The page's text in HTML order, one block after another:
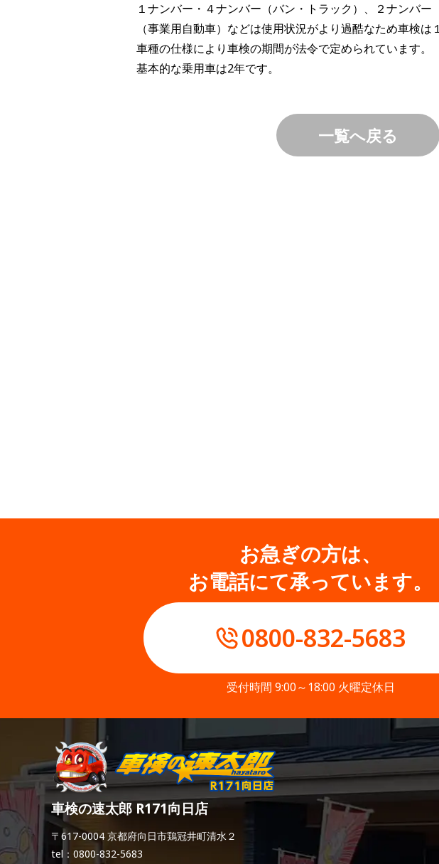
１ナンバー・４ナンバー（バン・トラック）、２ナンバー
（事業用自動車）などは使用状況がより過酷なため車検は
車種の仕様により車検の期間が法令で定められています。
基本的な乗用車は2年です。
一覧へ戻る
お急ぎの方は、
お電話にて承っています。
0800-832-5683
受付時間 9:00～18:00 火曜定休日
車検の速太郎 R171向日店
〒617-0004 京都府向日市鶏冠井町清水２
tel：0800-832-5683